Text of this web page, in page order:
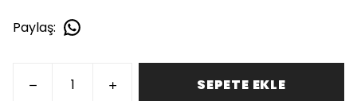
Paylaş:
SEPETE EKLE